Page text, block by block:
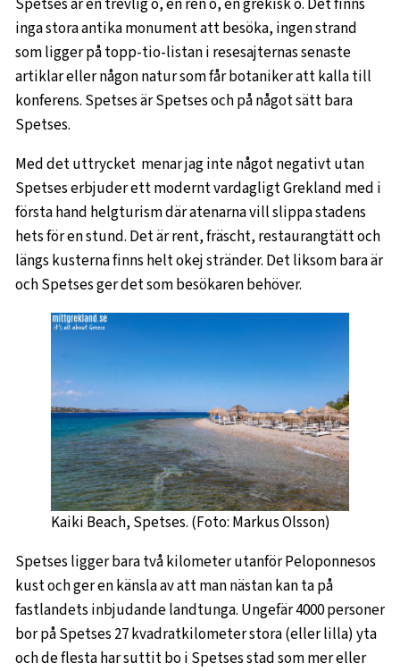
inga stora antika monument att besöka, ingen strand
som ligger på topp-tio-listan i resesajternas senaste
artiklar eller någon natur som får botaniker att kalla till
konferens. Spetses är Spetses och på något sätt bara
Spetses.
Med det uttrycket menar jag inte något negativt utan
Spetses erbjuder ett modernt vardagligt Grekland med i
första hand helgturism där atenarna vill slippa stadens
hets för en stund. Det är rent, fräscht, restaurangtätt och
längs kusterna finns helt okej stränder. Det liksom bara är
och Spetses ger det som besökaren behöver.
Kaiki Beach, Spetses. (Foto: Markus Olsson)
Spetses ligger bara två kilometer utanför Peloponnesos
kust och ger en känsla av att man nästan kan ta på
fastlandets inbjudande landtunga. Ungefär 4000 personer
bor på Spetses 27 kvadratkilometer stora (eller lilla) yta
och de flesta har suttit bo i Spetses stad som mer eller